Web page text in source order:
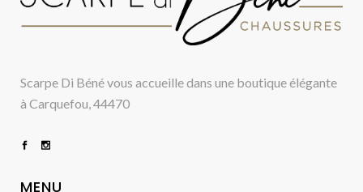
Scarpe Di Béné vous accueille dans une boutique élégante
à Carquefou, 44470
MENU